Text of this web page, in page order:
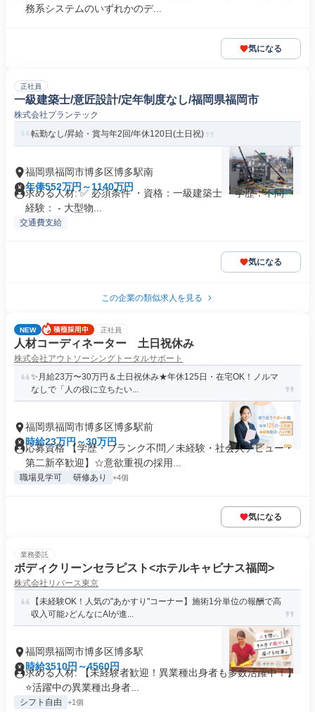
務系システムのいずれかのデ...
気になる
正社員
一級建築士/意匠設計/定年制度なし/福岡県福岡市
株式会社プランテック
転勤なし/昇給・賞与年2回/年休120日(土日祝)
福岡県福岡市博多区博多駅南
年俸552万円～1140万円
求める人材: ✅ 必須条件 ・資格：一級建築士 ・学歴：不問 ・
経験： - 大型物...
交通費支給
気になる
この企業の類似求人を見る
NEW 正社員
人材コーディネーター 土日祝休み
株式会社アウトソーシングトータルサポート
✨月給23万〜30万円＆土日祝休み★年休125日・在宅OK！ノルマ
なしで「人の役に立ちたい...
福岡県福岡市博多区博多駅前
時給23万円～30万円
応募資格 【学歴・ブランク不問／未経験・社会人デビュー・
第二新卒歓迎】☆意欲重視の採用...
職場見学可 研修あり +4個
気になる
業務委託
ボディクリーンセラピスト<ホテルキャビナス福岡>
株式会社リバース東京
【未経験OK！人気の"あかすり"コーナー】施術1分単位の報酬で高
収入可能♪どんなにAIが進...
福岡県福岡市博多区博多駅
時給3510円～4560円
求める人材: 【未経験者歓迎！異業種出身者も多数活躍中！】
⭐️活躍中の異業種出身者...
シフト自由 +1個